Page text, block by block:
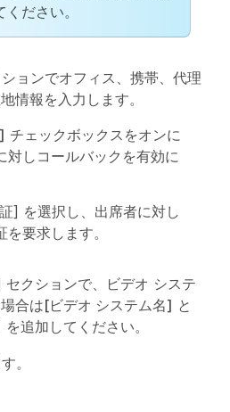
ださい。
ョンでオフィス、携帯、代理
情報を入力します。
チェックボックスをオンに
対しコールバックを有効に
] を選択し、出席者に対し
要求します。
クションで、ビデオ システ
合は[ビデオ システム名] と
を追加してください。
。